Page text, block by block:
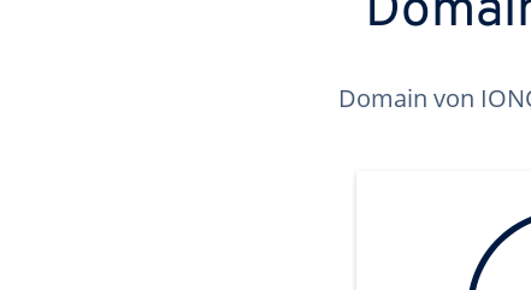
Domain von